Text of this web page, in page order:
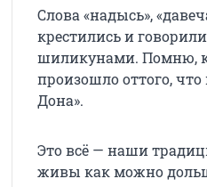
Слова «надысь»,
крестились и
шиликунами. Помню,
произошло оттого,
Дона».
Это всё — наши
живы как можно